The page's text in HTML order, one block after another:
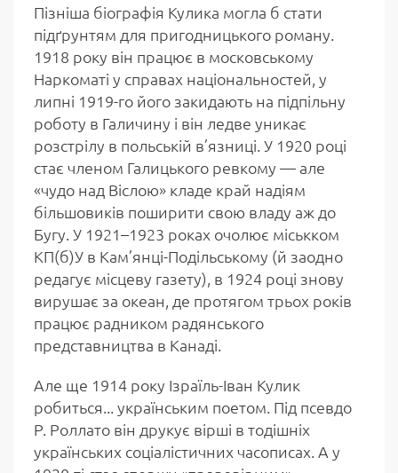
Пізніша біографія Кулика могла б стати
підґрунтям для пригодницького роману.
1918 року він працює в московському
Наркоматі у справах національностей, у
липні 1919-го його закидають на підпільну
роботу в Галичину і він ледве уникає
розстрілу в польській в’язниці. У 1920 році
стає членом Галицького ревкому — але
«чудо над Віслою» кладе край надіям
більшовиків поширити свою владу аж до
Бугу. У 1921–1923 роках очолює міськком
КП(б)У в Кам’янці-Подільському (й заодно
редагує місцеву газету), в 1924 році знову
вирушає за океан, де протягом трьох років
працює радником радянського
представництва в Канаді.
Але ще 1914 року Ізраїль-Іван Кулик
робиться... українським поетом. Під псевдо
Р. Роллато він друкує вірші в тодішніх
українських соціалістичних часописах. А у